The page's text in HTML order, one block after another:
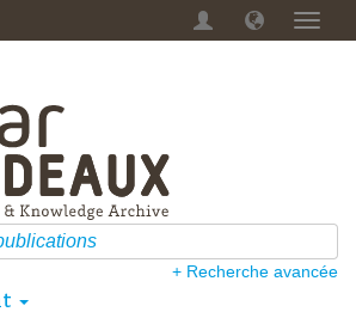
Menu
+ Recherche avancée